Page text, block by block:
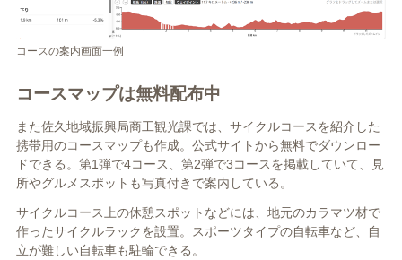
コースの案内画面一例
コースマップは無料配布中
また佐久地域振興局商工観光課では、サイクルコースを紹介した
携帯用のコースマップも作成。公式サイトから無料でダウンロー
ドできる。第1弾で4コース、第2弾で3コースを掲載していて、見
所やグルメスポットも写真付きで案内している。
サイクルコース上の休憩スポットなどには、地元のカラマツ材で
作ったサイクルラックを設置。スポーツタイプの自転車など、自
立が難しい自転車も駐輪できる。